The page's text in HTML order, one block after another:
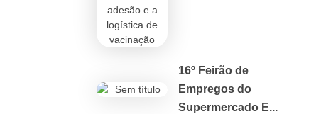
16º Feirão de
Empregos do
Supermercado E...